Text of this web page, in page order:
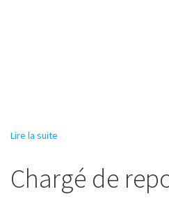
Lire la suite
Chargé de